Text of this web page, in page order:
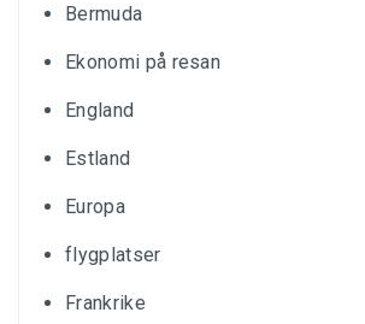
Bermuda
Ekonomi på resan
England
Estland
Europa
flygplatser
Frankrike